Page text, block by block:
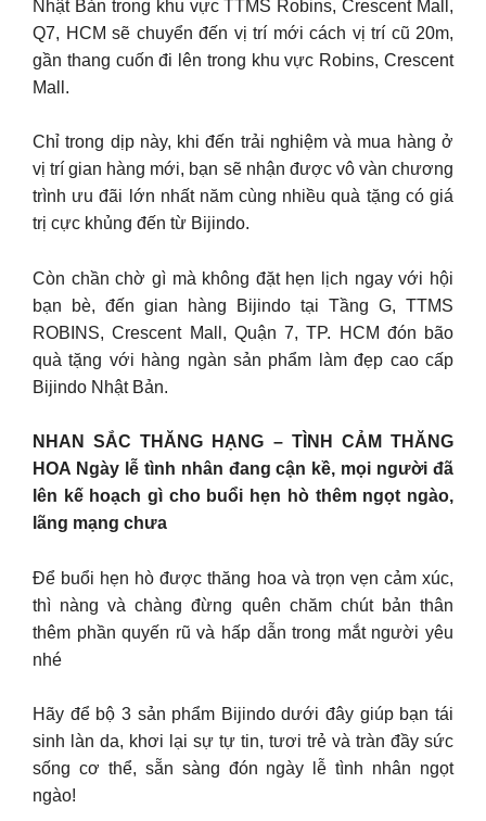
Nhật Bản trong khu vực TTMS Robins, Crescent Mall,
Q7, HCM sẽ chuyển đến vị trí mới cách vị trí cũ 20m,
gần thang cuốn đi lên trong khu vực Robins, Crescent
Mall.
Chỉ trong dịp này, khi đến trải nghiệm và mua hàng ở
vị trí gian hàng mới, bạn sẽ nhận được vô vàn chương
trình ưu đãi lớn nhất năm cùng nhiều quà tặng có giá
trị cực khủng đến từ Bijindo.
Còn chần chờ gì mà không đặt hẹn lịch ngay với hội
bạn bè, đến gian hàng Bijindo tại Tầng G, TTMS
ROBINS, Crescent Mall, Quận 7, TP. HCM đón bão
quà tặng với hàng ngàn sản phẩm làm đẹp cao cấp
Bijindo Nhật Bản.
NHAN SẮC THĂNG HẠNG – TÌNH CẢM THĂNG
HOA Ngày lễ tình nhân đang cận kề, mọi người đã
lên kế hoạch gì cho buổi hẹn hò thêm ngọt ngào,
lãng mạng chưa
Để buổi hẹn hò được thăng hoa và trọn vẹn cảm xúc,
thì nàng và chàng đừng quên chăm chút bản thân
thêm phần quyến rũ và hấp dẫn trong mắt người yêu
nhé
Hãy để bộ 3 sản phẩm Bijindo dưới đây giúp bạn tái
sinh làn da, khơi lại sự tự tin, tươi trẻ và tràn đầy sức
sống cơ thể, sẵn sàng đón ngày lễ tình nhân ngọt
ngào!